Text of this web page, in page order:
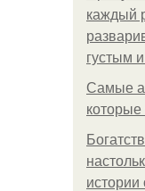
каждый
густым
Самые
которые
истории